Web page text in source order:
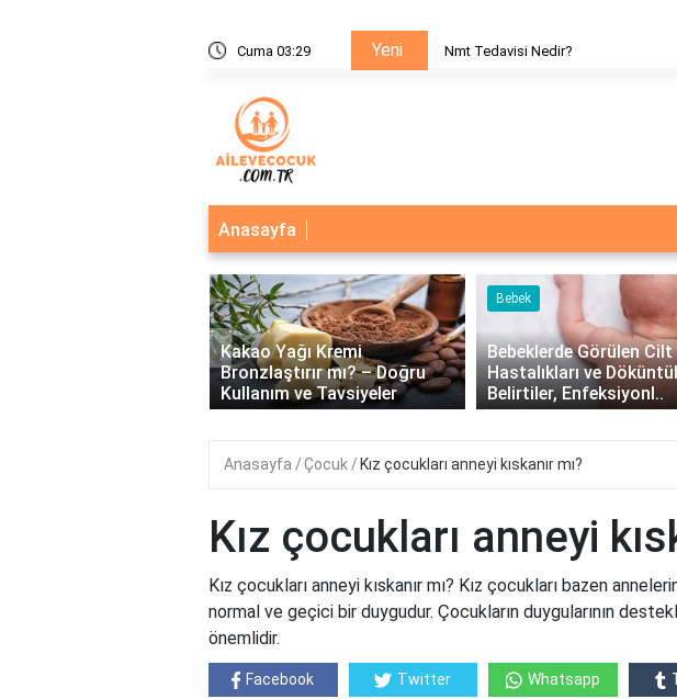
Cuma 03:30 Yeni Nmt Tedavisi Nedir?
Anasayfa
Kakao Yağı Kremi
Bronzlaştırır mı? – Doğru
Kullanım ve Tavsiyeler
Bebek
Bebeklerde Görülen Cilt
Hastalıkları ve
Belirtiler, Enfeksiyonl..
‹
Anasayfa Çocuk Kız çocukları anneyi kıskanır mı?
Kız çocukları anneyi
Kız çocukları anneyi kıskanır mı? Kız çocukları bazen
normal ve geçici bir duygudur. Çocukların duygularının
önemlidir.
Facebook Twitter Whatsapp